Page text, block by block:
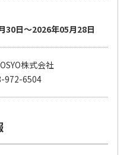
30日～2026年05月28日
株式会社
972-6504